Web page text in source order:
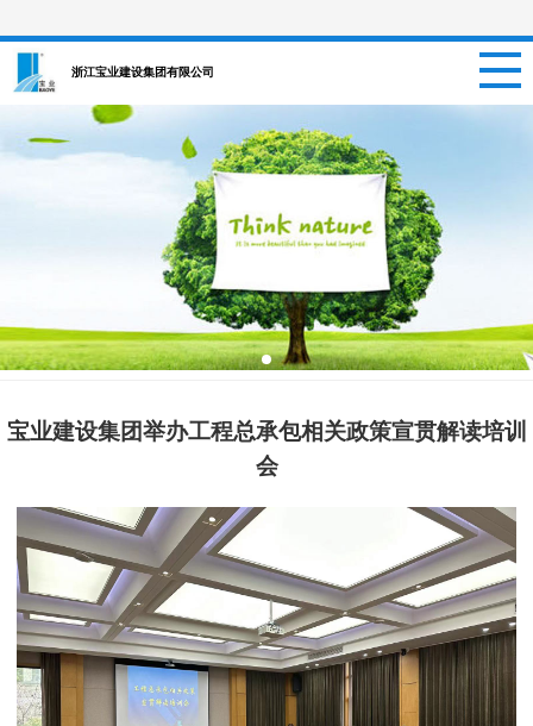
浙江宝业建设集团有限公司
网站首页
新闻资讯
项目信息
招聘信息
案例中心
联系我们
宝业建设集团举办工程总承包相关政策宣贯解读培训
会